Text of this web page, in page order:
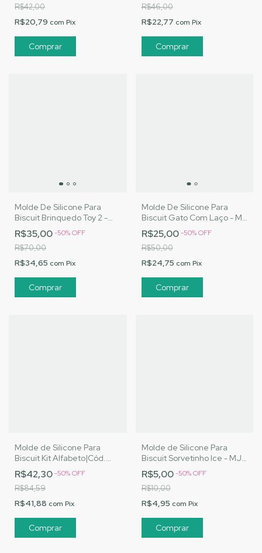
R$42,00
R$20,79 com Pix
R$46,00
R$22,77 com Pix
Molde De Silicone Para
Biscuit Brinquedo Toy 2 -
MJ Artesanatos |Cód. 3043
R$35,00-50%OFF
R$70,00
R$34,65 com Pix
Molde De Silicone Para
Biscuit Gato Com Laço - MJ
Artesanatos |Cód. 2757
R$25,00-50%OFF
R$50,00
R$24,75 com Pix
Molde de Silicone Para
Biscuit Kit Alfabeto|Cód.
2608
R$42,30-50%OFF
R$84,59
R$41,88 com Pix
Molde de Silicone Para
Biscuit Sorvetinho Ice - MJ
Artesanatos |Cód. 2313
R$5,00-50%OFF
R$10,00
R$4,95 com Pix